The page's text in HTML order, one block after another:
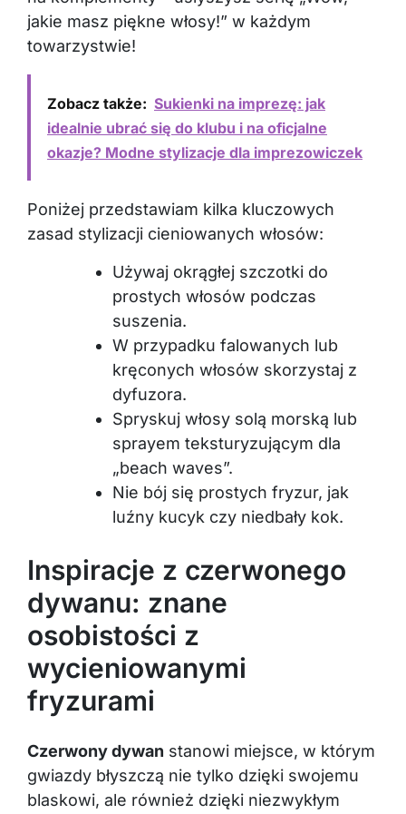
jakie masz piękne włosy!” w każdym
towarzystwie!
Zobacz także: Sukienki na imprezę: jak
idealnie ubrać się do klubu i na oficjalne
okazje? Modne stylizacje dla imprezowiczek
Poniżej przedstawiam kilka kluczowych
zasad stylizacji cieniowanych włosów:
Używaj okrągłej szczotki do
prostych włosów podczas
suszenia.
W przypadku falowanych lub
kręconych włosów skorzystaj z
dyfuzora.
Spryskuj włosy solą morską lub
sprayem teksturyzującym dla
„beach waves”.
Nie bój się prostych fryzur, jak
luźny kucyk czy niedbały kok.
Inspiracje z czerwonego
dywanu: znane
osobistości z
wycieniowanymi
fryzurami
Czerwony dywan stanowi miejsce, w którym
gwiazdy błyszczą nie tylko dzięki swojemu
blaskowi, ale również dzięki niezwykłym